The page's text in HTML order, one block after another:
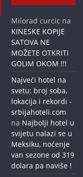
Milorad curcic na
KINESKE KOPIJE
SATOVA NE
MOŽETE OTKRITI
GOLIM OKOM !!!
Najveći hotel na
svetu: broj soba,
lokacija i rekordi -
srbijahoteli.com
na Najbolji hotel u
svijetu nalazi se u
Meksiku, noćenje
van sezone od 319
dolara pa naviše !